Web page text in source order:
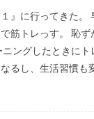
』に行ってきた
筋トレっす。 恥
ングしたときに
るし、生活習慣